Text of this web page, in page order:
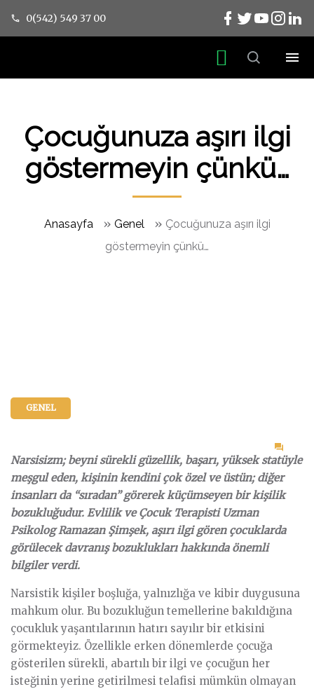
0(542) 549 37 00
Çocuğunuza aşırı ilgi
göstermeyin çünkü…
Anasayfa » Genel » Çocuğunuza aşırı ilgi
göstermeyin çünkü…
GENEL
on
Narsisizm; beyni sürekli güzellik, başarı, yüksek statüyle
meşgul eden, kişinin kendini çok özel ve üstün; diğer
insanları da “sıradan” görerek küçümseyen bir kişilik
bozukluğudur. Evlilik ve Çocuk Terapisti Uzman
Psikolog Ramazan Şimşek, aşırı ilgi gören çocuklarda
görülecek davranış bozuklukları hakkında önemli
bilgiler verdi.
Narsistik kişiler boşluğa, yalnızlığa ve kibir duygusuna
mahkum olur. Bu bozukluğun temellerine bakıldığına
çocukluk yaşantılarının hatırı sayılır bir etkisini
görmekteyiz. Özellikle erken dönemlerde çocuğa
gösterilen sürekli, abartılı bir ilgi ve çocuğun her
isteğinin yerine getirilmesi telafisi mümkün olmayan